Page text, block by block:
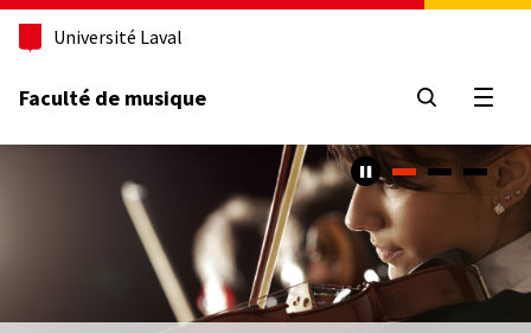
Aller
principal
Université Laval
Faculté de musique